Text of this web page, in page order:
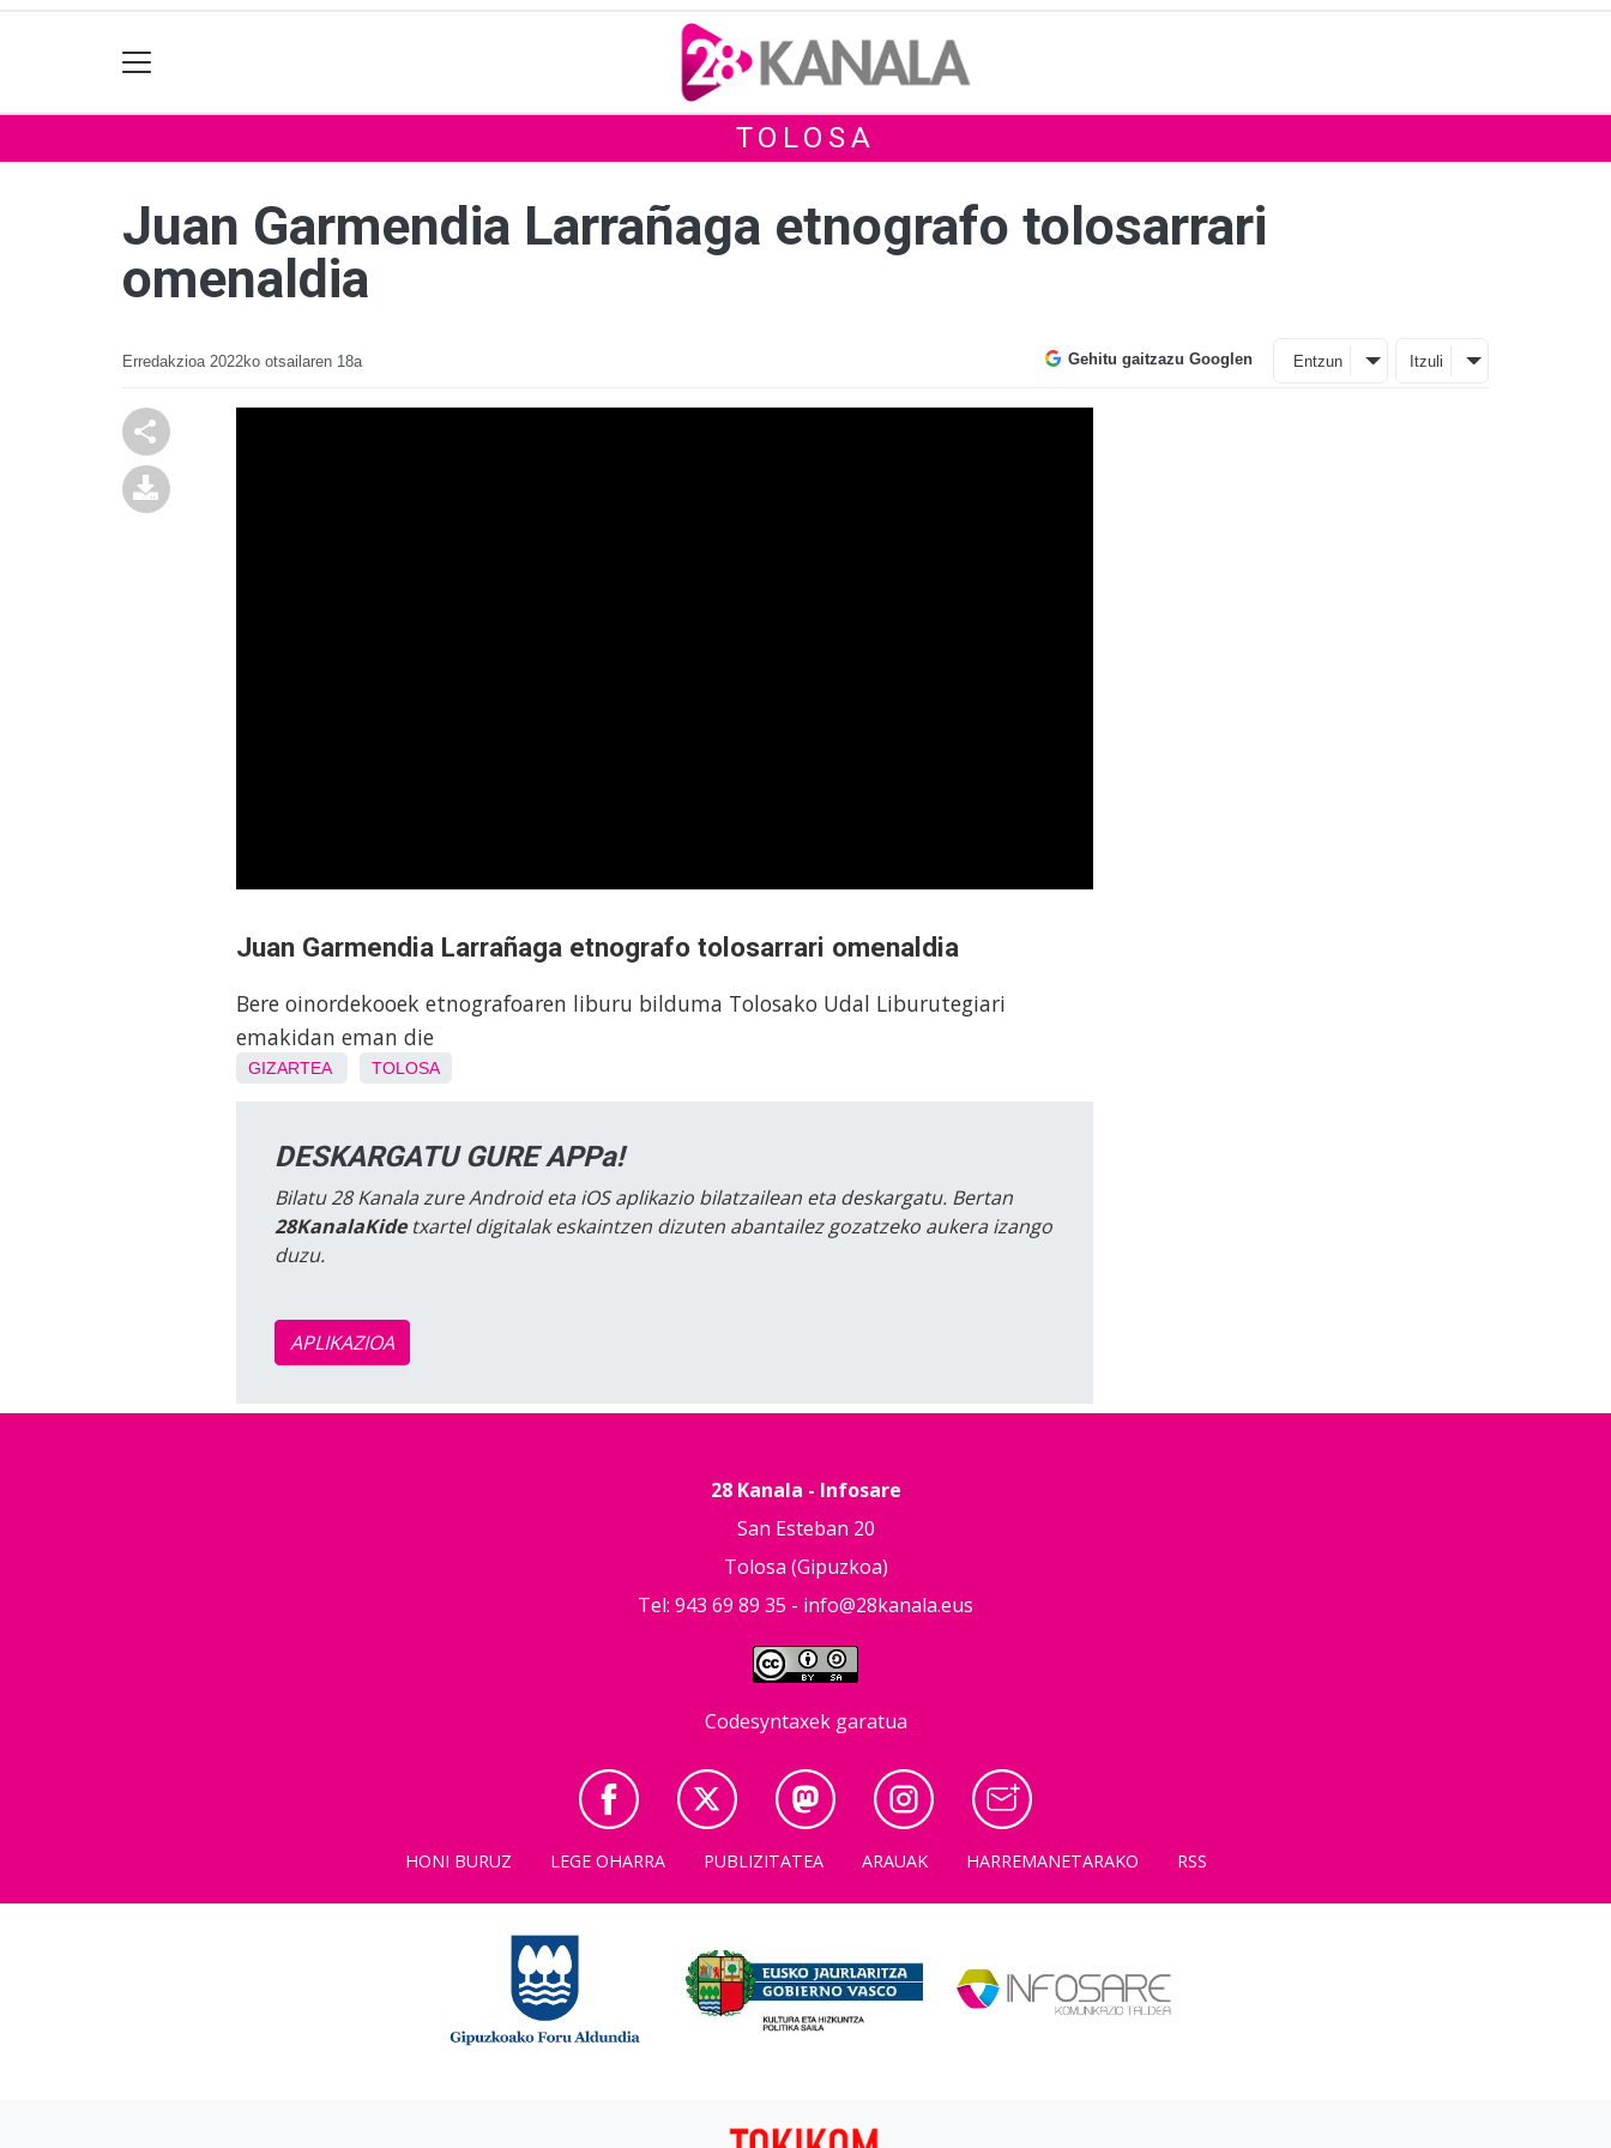
TOLOSA
Juan Garmendia Larrañaga etnografo tolosarrari
omenaldia
Erredakzioa 2022ko otsailaren 18a Gehitu gaitzazu Googlen Entzun Itzuli
Juan Garmendia Larrañaga etnografo tolosarrari omenaldia
Bere oinordekooek etnografoaren liburu bilduma Tolosako Udal Liburutegiari
emakidan eman die
GIZARTEA TOLOSA
DESKARGATU GURE APPa!
Bilatu 28 Kanala zure Android eta iOS aplikazio bilatzailean eta deskargatu. Bertan
28KanalaKidetxartel digitalak eskaintzen dizuten abantailez gozatzeko aukera izango
duzu.
APLIKAZIOA
28 Kanala - Infosare
San Esteban 20
Tolosa (Gipuzkoa)
Tel: 943 69 89 35 - info@28kanala.eus
Codesyntaxek garatua
HONI BURUZ LEGE OHARRA PUBLIZITATEA ARAUAK HARREMANETARAKO RSS